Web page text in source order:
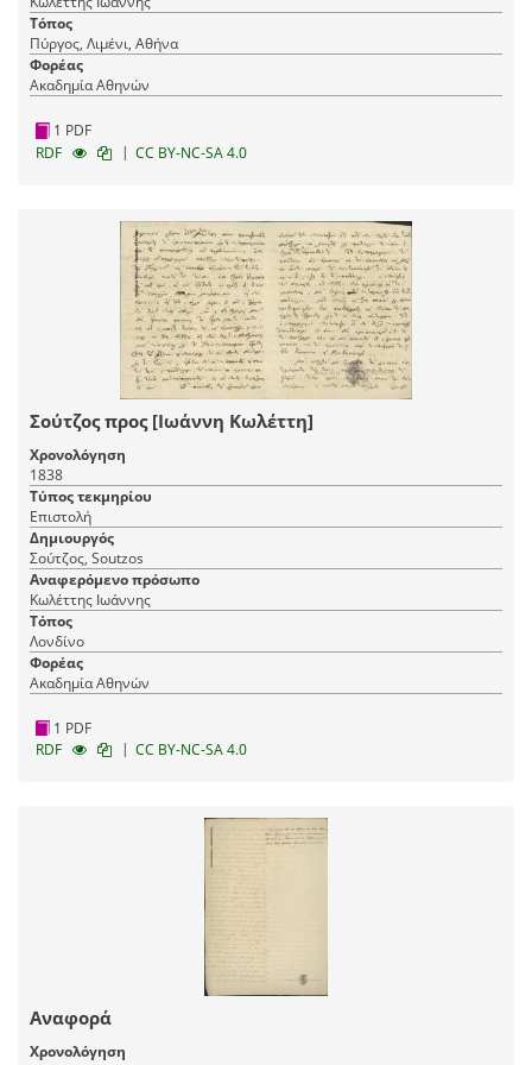
Τόπος
Πύργος, Λιμένι, Αθήνα
Φορέας
Ακαδημία Αθηνών
1 PDF
RDF
| CC BY-NC-SA 4.0
Σούτζος προς [Ιωάννη Κωλέττη]
Χρονολόγηση
1838
Τύπος τεκμηρίου
Επιστολή
Δημιουργός
Σούτζος, Soutzos
Αναφερόμενο πρόσωπο
Κωλέττης Ιωάννης
Τόπος
Λονδίνο
Φορέας
Ακαδημία Αθηνών
1 PDF
RDF
| CC BY-NC-SA 4.0
Αναφορά
Χρονολόγηση